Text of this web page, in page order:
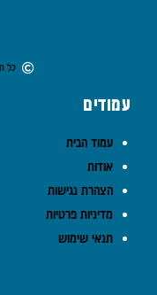
כל
עמודים
עמוד הבית
אודות
הצהרת נגישות
מדיניות פרטיות
תנאי שימוש